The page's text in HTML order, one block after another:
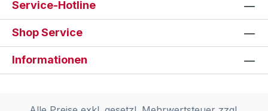
Service-Hotline
Shop Service
Informationen